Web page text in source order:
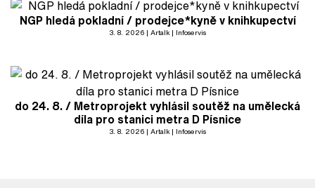
NGP hledá pokladní / prodejce*kyně v knihkupectví
3. 8. 2026 Artalk Infoservis
do 24. 8. / Metroprojekt vyhlásil soutěž na umělecká
díla pro stanici metra D Písnice
3. 8. 2026 Artalk Infoservis